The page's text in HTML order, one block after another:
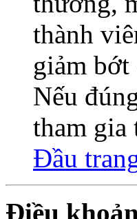
thành
giảm
Nếu
tham
Đầu
Điều